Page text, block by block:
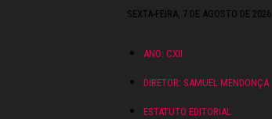
SEXTA-FEIRA, 7 DE AGOSTO DE 2026
ANO: CXII
DIRETOR: SAMUEL MENDONÇA
ESTATUTO EDITORIAL